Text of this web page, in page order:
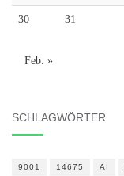
30 31
Feb. »
SCHLAGWÖRTER
9001 14675 AI